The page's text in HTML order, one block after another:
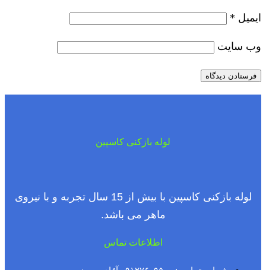
ایمیل *
وب‌ سایت
لوله بازکنی کاسپین
لوله بازکنی کاسپین با بیش از 15 سال تجربه و با نیروی
ماهر می باشد.
اطلاعات تماس